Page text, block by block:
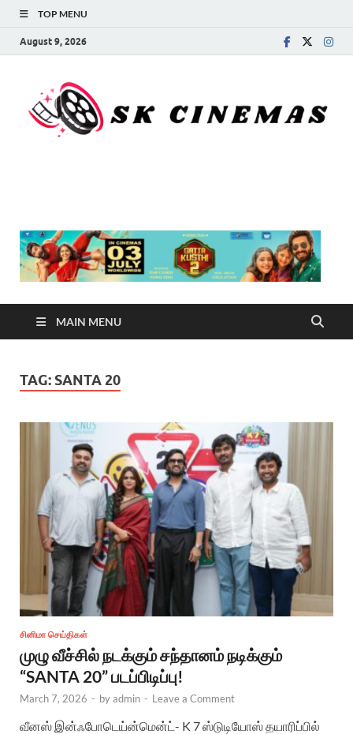
TOP MENU
August 9, 2026
MAIN MENU
TAG: SANTA 20
சினிமா செய்திகள்
முழு வீச்சில் நடக்கும் சந்தானம் நடிக்கும்
“SANTA 20” படப்பிடிப்பு!
March 7, 2026 - byadmin - Leave a Comment
வீனஸ் இன்ஃபோடெய்ன்மென்ட்- K 7 ஸ்டுடியோஸ் தயாரிப்பில்